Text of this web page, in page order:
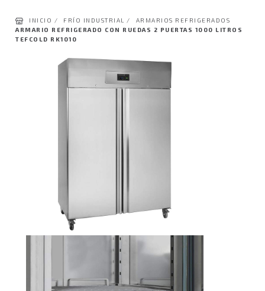
INICIO / FRÍO INDUSTRIAL /
ARMARIOS REFRIGERADOS
ARMARIO REFRIGERADO CON RUEDAS 2 PUERTAS 1000 LITROS
TEFCOLD RK1010